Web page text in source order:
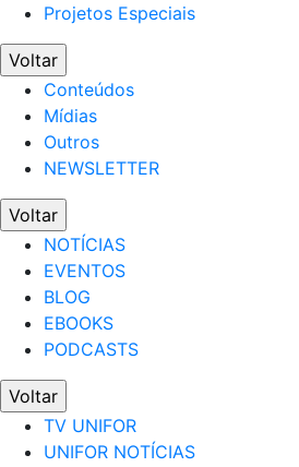
Projetos Especiais
Voltar
Conteúdos
Mídias
Outros
NEWSLETTER
Voltar
NOTÍCIAS
EVENTOS
BLOG
EBOOKS
PODCASTS
Voltar
TV UNIFOR
UNIFOR NOTÍCIAS